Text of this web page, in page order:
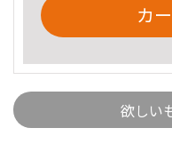
カ
欲しい